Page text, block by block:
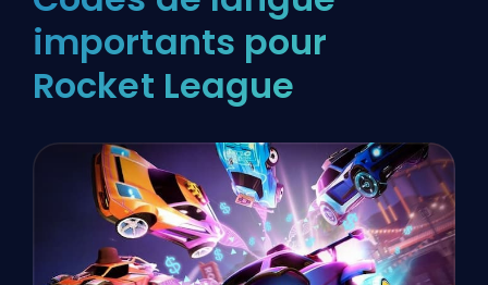
importants pour
Rocket League